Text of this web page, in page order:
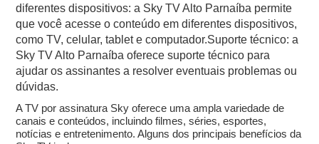
diferentes dispositivos: a Sky TV Alto Parnaíba permite
que você acesse o conteúdo em diferentes dispositivos,
como TV, celular, tablet e computador.Suporte técnico: a
Sky TV Alto Parnaíba oferece suporte técnico para
ajudar os assinantes a resolver eventuais problemas ou
dúvidas.
A TV por assinatura Sky oferece uma ampla variedade de
canais e conteúdos, incluindo filmes, séries, esportes,
notícias e entretenimento. Alguns dos principais benefícios da